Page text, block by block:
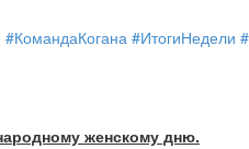
#КомандаКогана #ИтогиНедели
женскому дню.